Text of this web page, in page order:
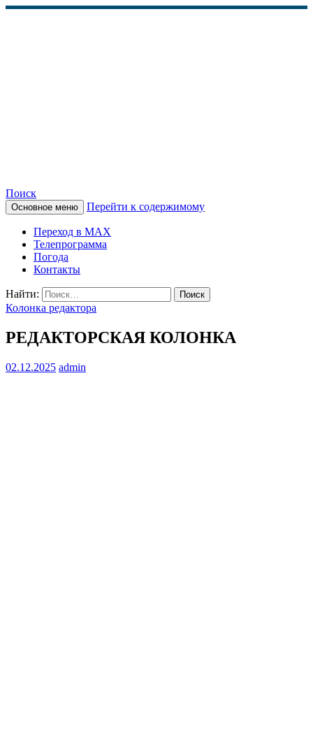
КАМЧАТСКОЕ
ИНФОРМАЦИОННОЕ
АГЕНТСТВО (КИА
«ВЕСТИ»)
Поиск
Основное меню Перейти к содержимому
Переход в MAX
Телепрограмма
Погода
Контакты
Найти:
Колонка редактора
РЕДАКТОРСКАЯ КОЛОНКА
02.12.2025 admin